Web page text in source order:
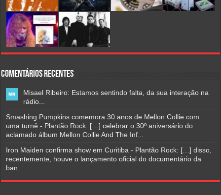
Comentários Recentes
Misael Ribeiro: Estamos sentindo falta, da sua interação na
rádio...
Smashing Pumpkins comemora 30 anos de Mellon Collie com
uma turnê - Plantão Rock: […] celebrar o 30º aniversário do
aclamado álbum Mellon Collie And The Inf...
Iron Maiden confirma show em Curitiba - Plantão Rock: […] disso,
recentemente, houve o lançamento oficial do documentário da
ban...